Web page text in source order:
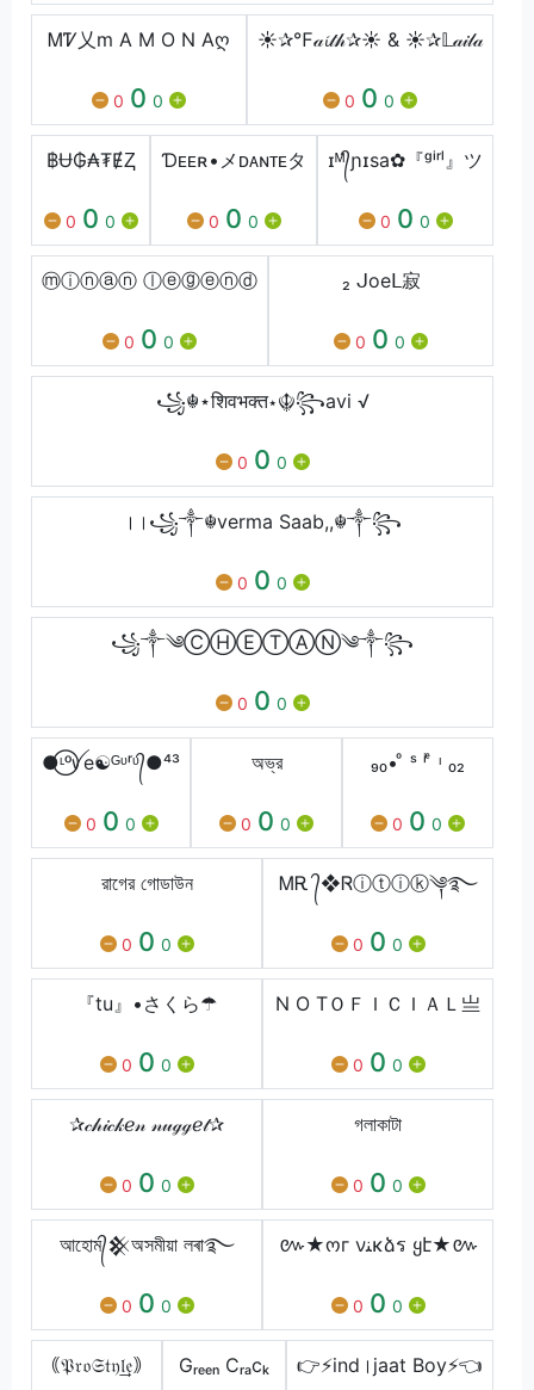
ᎷᏤ乂m A M O N Aღ
0 0 0
☀✰℉𝒶𝓲𝓉𝒽✰☀ & ☀✰𝕃𝒶𝒾𝓁𝒶
0 0 0
฿Ʉ₲₳₮ɆⱫ
0 0 0
Ɗᴇᴇʀ•メᴅᴀɴᴛᴇタ
0 0 0
ɪᴹ᭄ɲɪsa✿『ᵍⁱʳˡ』ツ
0 0 0
ⓜⓘⓝⓐⓝ ⓛⓔⓖⓔⓝⓓ
0 0 0
₂ㅤ ᒍoeᒪㅤ寂
0 0 0
꧁☬⋆शिवभक्त⋆☬꧂avi √
0 0 0
।।꧁༒☬verma Saab,,☬༒꧂
0 0 0
꧁༒︎༄Ⓒ︎Ⓗ︎Ⓔ︎Ⓣ︎Ⓐ︎Ⓝ︎༄༒︎꧂
0 0 0
●⃝ᶫᵒꪜe☯ᴳᶹʳᶹ᭄●⁴³
0 0 0
অভ্র
0 0 0
₉₀• ͦ ˢ ⁱ ͤ ᶥ ₀₂
0 0 0
রাগের গোডাউন
0 0 0
ᎷᎡ ᭄❖Ꮢⓘⓣⓘⓚ༆࿐
0 0 0
『tu』•さくら☂
0 0 0
N O TㅤＯＦＩＣＩＡＬ亗
0 0 0
✰𝒸𝒽𝒾𝒸𝓀ℯ𝓃 𝓃𝓊ℊℊℯ𝓉✰
0 0 0
গলাকাটা
0 0 0
আহোম᭄𒆜অসমীয়া লৰা࿐
0 0 0
៚★ოг νﻨĸձร ყէ★៚
0 0 0
｟𝔓𝔯𝔬𝔖𝔱𝔶𝔩͢͢͢𝔢｠ Gᵣₑₑₙ Cᵣₐcₖ 👉⚡ind।jaat Boy⚡👈